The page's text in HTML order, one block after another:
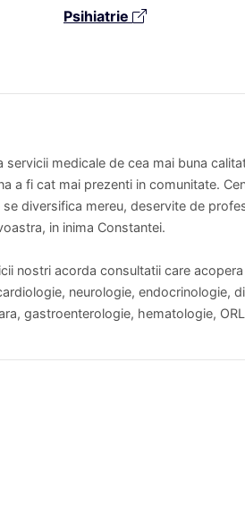
Psihiatrie
medicale de cea mai buna
a fi cat mai prezenti in comunitate.
diversifica mereu, deservite de
in inima Constantei.
nostri acorda consultatii care
neurologie, endocrinologie,
gastroenterologie, hematologie,